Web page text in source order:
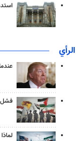
الرأي
فشل